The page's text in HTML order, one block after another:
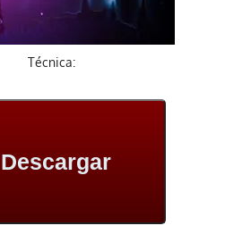
Técnica:
Descargar